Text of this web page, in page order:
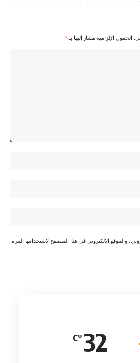
الحقول الإلزامية مشار إليها بـ *
والموقع الإلكتروني في هذا المتصفح لاستخدامها المرة
32
°C